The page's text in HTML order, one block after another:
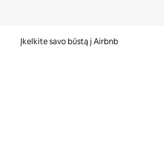
Įkelkite savo būstą į Airbnb